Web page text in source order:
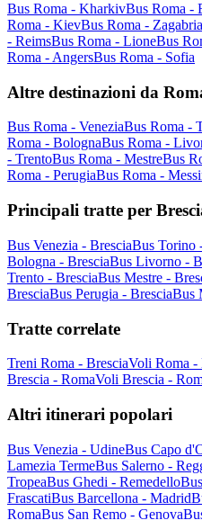
Bus Roma - KharkivBus Roma -
Roma - KievBus Roma - Zagabria
- ReimsBus Roma - LioneBus
Roma - AngersBus Roma - Sofia
Altre destinazioni da
Bus Roma - VeneziaBus Roma -
Roma - BolognaBus Roma -
- TrentoBus Roma - MestreBus
Roma - PerugiaBus Roma -
Principali tratte per
Bus Venezia - BresciaBus Torino
Bologna - BresciaBus Livorno -
Trento - BresciaBus Mestre -
BresciaBus Perugia - BresciaBus
Tratte correlate
Treni Roma - BresciaVoli Roma -
Brescia - RomaVoli Brescia -
Altri itinerari popolari
Bus Venezia - UdineBus Capo
Lamezia TermeBus Salerno -
TropeaBus Ghedi - Remedello
FrascatiBus Barcellona - Madrid
RomaBus San Remo - Genova